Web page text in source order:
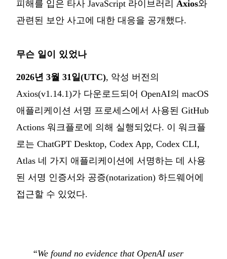
피해를 입은 타사 JavaScript 라이브러리 Axios와
관련된 보안 사고에 대한 대응을 공개했다.
무슨 일이 있었나
2026년 3월 31일(UTC), 악성 버전의
Axios(v1.14.1)가 다운로드되어 OpenAI의 macOS
애플리케이션 서명 프로세스에서 사용된 GitHub
Actions 워크플로에 의해 실행되었다. 이 워크플
로는 ChatGPT Desktop, Codex App, Codex CLI,
Atlas 네 가지 애플리케이션에 서명하는 데 사용
된 서명 인증서와 공증(notarization) 하드웨어에
접근할 수 있었다.
“We found no evidence that OpenAI user